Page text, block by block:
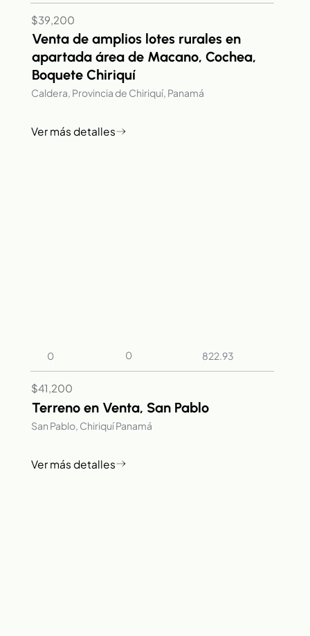
$39,200
Venta de amplios lotes rurales en
apartada área de Macano, Cochea,
Boquete Chiriquí
Caldera, Provincia de Chiriquí, Panamá
0 0 822.93
$41,200
Terreno en Venta, San Pablo
San Pablo, Chiriquí Panamá